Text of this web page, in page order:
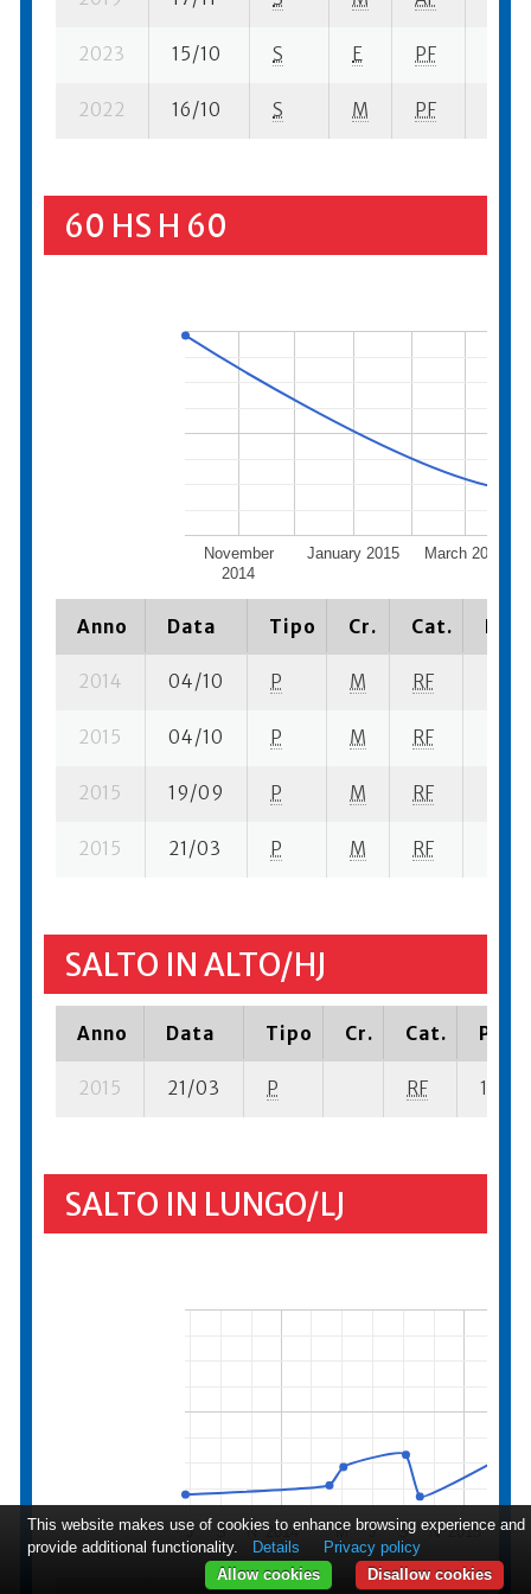
2023 15/10 S E PF
2022 16/10 S M PF
60 HS H 60
November
2014
January 2015 March 2015
Anno Data Tipo Cr. Cat.
2014 04/10 P M RF
2015 04/10 P M RF
2015 19/09 P M RF
2015 21/03 P M RF
SALTO IN ALTO/HJ
Anno Data Tipo Cr. Cat.
2015 21/03 P RF 18 su-
SALTO IN LUNGO/LJ
2014 2015
J S N M J S N M
This website makes use of cookies to enhance browsing experience and
provide additional functionality.
Details
Privacy policy
Disallow cookies
Allow cookies